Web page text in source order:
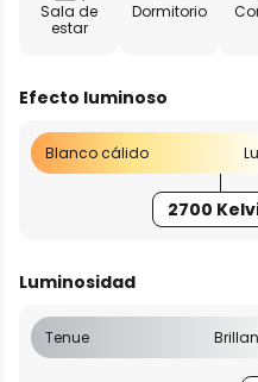
Sala de
estar
Dormitorio
Efecto luminoso
Blanco cálido
2700
Luminosidad
Tenue